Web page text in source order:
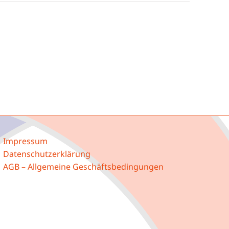
Impressum
Datenschutzerklärung
AGB – Allgemeine Geschäftsbedingungen